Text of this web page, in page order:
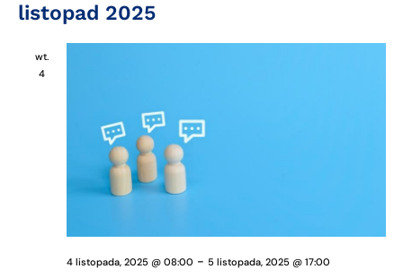
listopad 2025
wt.
4
4 listopada, 2025 @ 08:00 - 5 listopada, 2025 @ 17:00